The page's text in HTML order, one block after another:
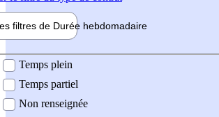
filtres de Durée hebdomadaire
Temps plein
Temps partiel
Non renseignée